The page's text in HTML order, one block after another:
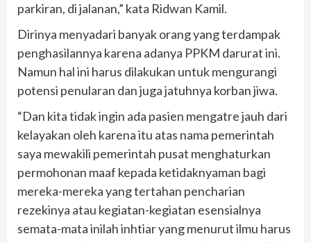
parkiran, di jalanan,” kata Ridwan Kamil.
Dirinya menyadari banyak orang yang terdampak
penghasilannya karena adanya PPKM darurat ini.
Namun hal ini harus dilakukan untuk mengurangi
potensi penularan dan juga jatuhnya korban jiwa.
“Dan kita tidak ingin ada pasien mengatre jauh dari
kelayakan oleh karena itu atas nama pemerintah
saya mewakili pemerintah pusat menghaturkan
permohonan maaf kepada ketidaknyaman bagi
mereka-mereka yang tertahan pencharian
rezekinya atau kegiatan-kegiatan esensialnya
semata-mata inilah inhtiar yang menurut ilmu harus